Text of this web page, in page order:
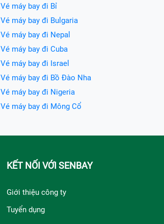
Vé máy bay đi Bỉ
Vé máy bay đi Bulgaria
Vé máy bay đi Nepal
Vé máy bay đi Cuba
Vé máy bay đi Israel
Vé máy bay đi Bồ Đào Nha
Vé máy bay đi Nigeria
Vé máy bay đi Mông Cổ
KẾT NỐI VỚI SENBAY
Giới thiệu công ty
Tuyển dụng